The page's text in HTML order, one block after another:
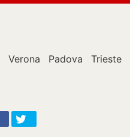
Verona Padova Trieste